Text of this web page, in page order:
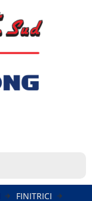
FINITRICI